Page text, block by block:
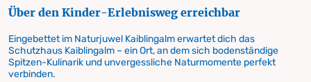
Über den Kinder-Erlebnisweg erreichbar
Eingebettet im Naturjuwel Kaiblingalm erwartet dich das
Schutzhaus Kaiblingalm – ein Ort, an dem sich bodenständige
Spitzen-Kulinarik und unvergessliche Naturmomente perfekt
verbinden.